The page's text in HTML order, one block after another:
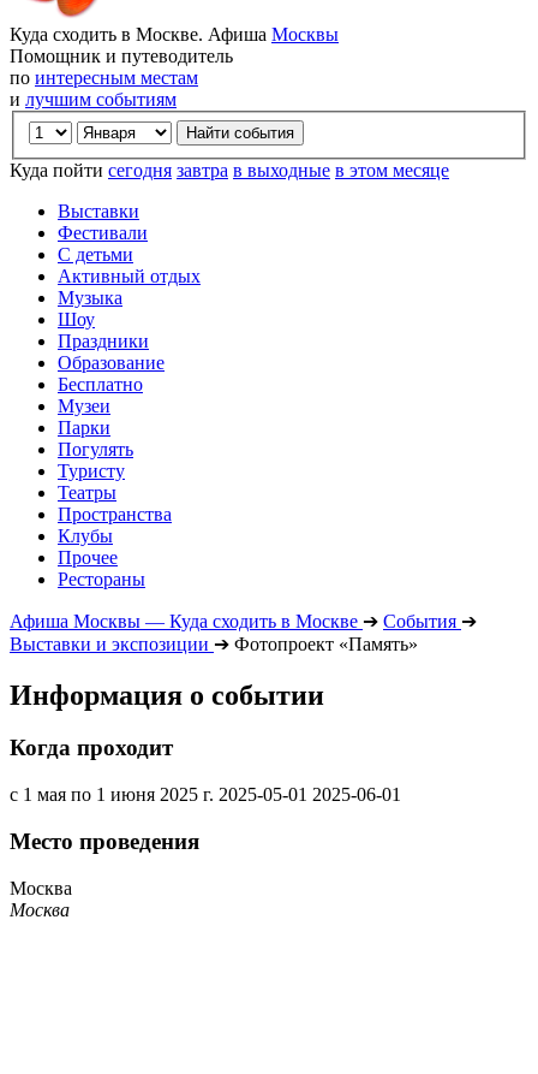
Куда сходить в Москве. Афиша Москвы
Помощник и путеводитель
по интересным местам
и лучшим событиям
Куда пойти сегодня завтра в выходные в этом месяце
Выставки
Фестивали
С детьми
Активный отдых
Музыка
Шоу
Праздники
Образование
Бесплатно
Музеи
Парки
Погулять
Туристу
Театры
Пространства
Клубы
Прочее
Рестораны
Афиша Москвы — Куда сходить в Москве ➔ События ➔
Выставки и экспозиции ➔ Фотопроект «Память»
Информация о событии
Когда проходит
с 1 мая по 1 июня 2025 г. 2025-05-01 2025-06-01
Место проведения
Москва
Москва